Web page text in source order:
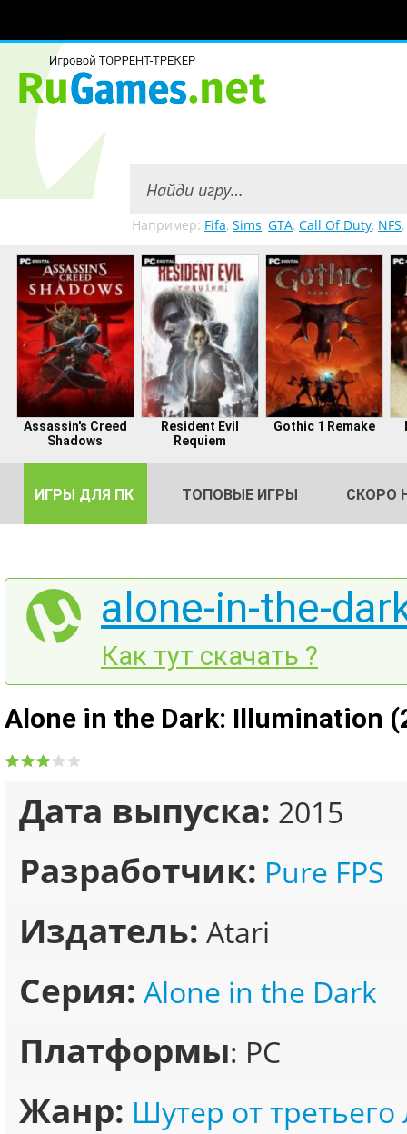
Например: Fifa, Sims, GTA, Call Of Duty, NFS,
Assassin's Creed
Shadows
Resident Evil
Requiem
Gothic 1 Remake
ИГРЫ ДЛЯ ПК ТОПОВЫЕ ИГРЫ СКОРО
alone-in-the-
Как тут скачать ?
Alone in the Dark: Illumination
Дата выпуска: 2015
Разработчик: Pure FPS
Издатель: Atari
Серия: Alone in the Dark
Платформы: PC
Жанр: Шутер от третьего